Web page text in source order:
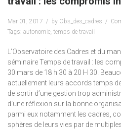
Mar 01, 2017 by Obs_des_cadres
Tags: autonomie temps de travail
L’Observatoire des Cadres et du
séminaire Temps de travail : les
30 mars de 18 h 30 à 20 H 30.
actuellement leurs accords temps
de sortir d’une gestion trop
d’une réflexion sur la bonne
parmi eux notamment les cadres,
sphères de leurs vies par de